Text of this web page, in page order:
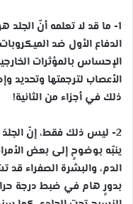
1- ما قد لا تعلمه أنّ
الدفاع الأول ضد
الإحساس بالمؤثرات
الأعصاب لترجمتها وتحديد
ذلك في أجزاء من الثانية!
2- ليس ذلك فقط، إنّ
ينبّه بوضوحٍ إلى بعض
الدم، والبشرة الصفراء قد
بدورٍ هام في ضبط درجة